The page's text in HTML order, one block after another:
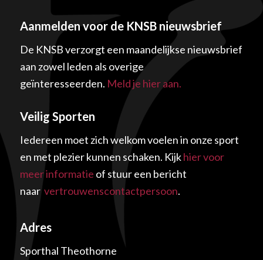
Aanmelden voor de KNSB nieuwsbrief
De KNSB verzorgt een maandelijkse nieuwsbrief
aan zowel leden als overige
geïnteresseerden. Meld je hier aan.
Veilig Sporten
Iedereen moet zich welkom voelen in onze sport
en met plezier kunnen schaken. Kijkhier voor
meer informatie of stuur een bericht
naarvertrouwenscontactpersoon.
Adres
Sporthal Theothorne